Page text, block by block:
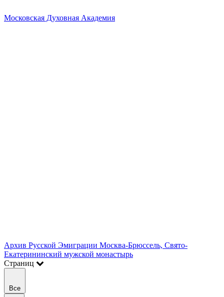
Московская Духовная Академия
Архив Русской Эмиграции Москва-Брюссель, Свято-
Екатерининский мужской монастырь
Страниц
Все